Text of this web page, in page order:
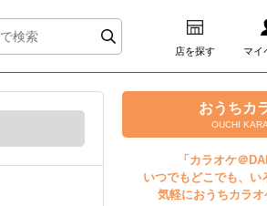
店を探す マイ
ログイン
マイページ
プレミアムサービス
おうちカ
OUCHI
「カラオケ＠
いつでもどこでも、い
気軽におうちカラ